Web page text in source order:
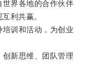
界各地的合作伙伴
利共赢。
训和活动，为创业
新思维、团队管理